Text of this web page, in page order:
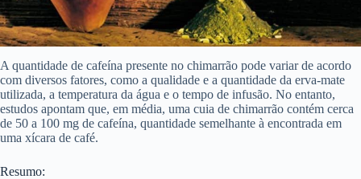
A quantidade de cafeína presente no chimarrão pode variar de acordo
com diversos fatores, como a qualidade e a quantidade da erva-mate
utilizada, a temperatura da água e o tempo de infusão. No entanto,
estudos apontam que, em média, uma cuia de chimarrão contém cerca
de 50 a 100 mg de cafeína, quantidade semelhante à encontrada em
uma xícara de café.
Resumo: